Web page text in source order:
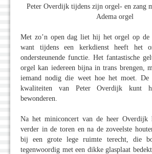
Peter Overdijk tijdens zijn orgel- en zang
Adema orgel
Met zo’n open dag liet hij het orgel op de
want tijdens een kerkdienst heeft het
ondersteunende functie. Het fantastische
orgel kan iedereen bijna in trans brengen,
iemand nodig die weet hoe het moet. De
kwaliteiten van Peter Overdijk kunt
bewonderen.
Na het miniconcert van de heer Overdijk
verder in de toren en na de zoveelste
bij een grote lege ruimte terecht, die
tegenwoordig met een dikke glasplaat